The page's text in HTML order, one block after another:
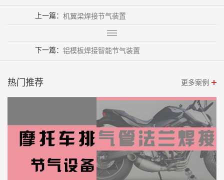
上一篇： 机翼梁焊接节气装置
下一篇： 铝模板焊接智能节气装置
热门推荐 更多案例